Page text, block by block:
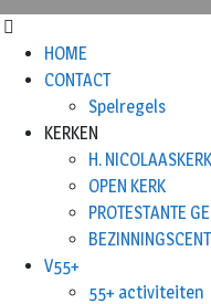
HOME
CONTACT
Spelregels
KERKEN
H. NICOLAASKERK
OPEN KERK
PROTESTANTE
V55+
55+ activiteiten